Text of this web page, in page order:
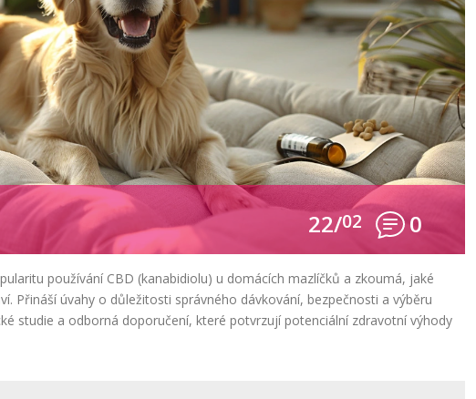
22/02 0
používání CBD (kanabidiolu) u domácích mazlíčků a zkoumá, jaké
Přináší úvahy o důležitosti správného dávkování, bezpečnosti a výběru
studie a odborná doporučení, které potvrzují potenciální zdravotní výhody